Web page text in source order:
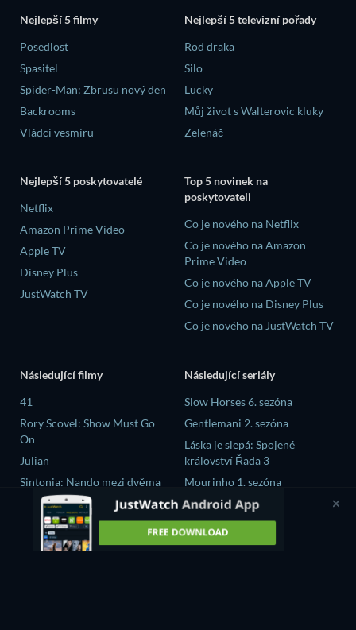
Nejlepší 5 filmy
Posedlost
Spasitel
Spider-Man: Zbrusu nový den
Backrooms
Vládci vesmíru
Nejlepší 5 televizní pořady
Rod draka
Silo
Lucky
Můj život s Walterovic kluky
Zelenáč
Nejlepší 5 poskytovatelé
Netflix
Amazon Prime Video
Apple TV
Disney Plus
JustWatch TV
Top 5 novinek na
poskytovateli
Co je nového na Netflix
Co je nového na Amazon
Prime Video
Co je nového na Apple TV
Co je nového na Disney Plus
Co je nového na JustWatch TV
Následující filmy
41
Rory Scovel: Show Must Go
On
Julian
Sintonia: Nando mezi dvěma
světy
Bojovnik
Následující seriály
Slow Horses 6. sezóna
Gentlemani 2. sezóna
Láska je slepá: Spojené
království Řada 3
Mourinho 1. sezóna
GTO (2026) 1. sezóna